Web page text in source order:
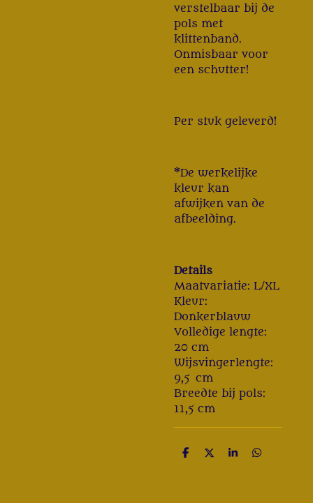
verstelbaar bij de
pols met
klittenband.
Onmisbaar voor
een schutter!
Per stuk geleverd!
*De werkelijke
kleur kan
afwijken van de
afbeelding.
Details
Maatvariatie: L/XL
Kleur:
Donkerblauw
Volledige lengte:
20 cm
Wijsvingerlengte:
9,5 cm
Breedte bij pols:
11,5 cm
D
D
S
D